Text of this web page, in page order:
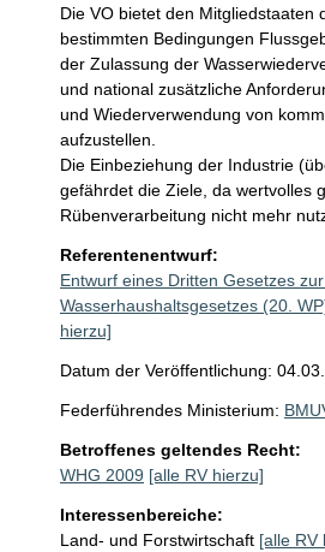
Die VO bietet den Mitgliedstaaten
bestimmten Bedingungen
der Zulassung der
und national zusätzliche
und Wiederverwendung von
aufzustellen.
Die Einbeziehung der Industrie
gefährdet die Ziele, da wertvolles
Rübenverarbeitung nicht mehr
Referentenentwurf:
Entwurf eines Dritten Gesetzes
Wasserhaushaltsgesetzes (20.
hierzu]
Datum der Veröffentlichung:
Federführendes Ministerium:
Betroffenes geltendes Recht:
WHG 2009 [alle RV hierzu]
Interessenbereiche:
Land- und Forstwirtschaft [alle RV